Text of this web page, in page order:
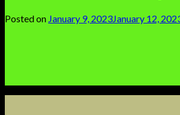
Posted on January 9, 2023January 12,